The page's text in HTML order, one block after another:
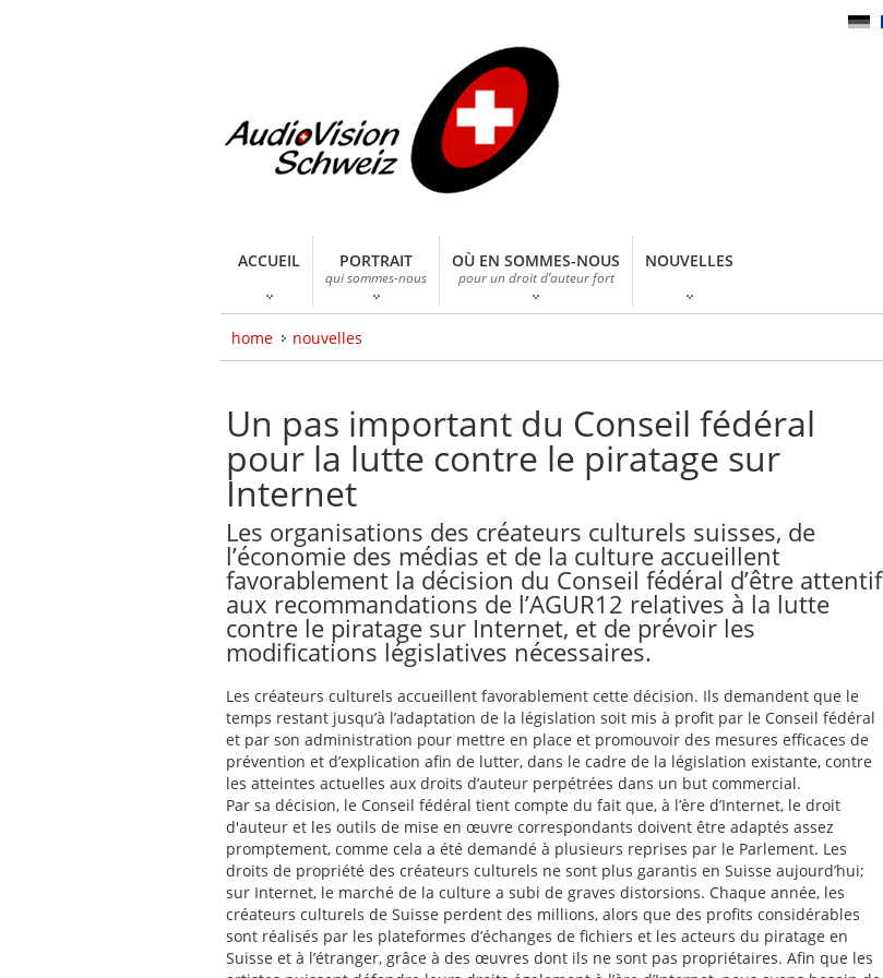
ACCUEIL PORTRAIT
qui sommes-nous
OÙ EN SOMMES-NOUS
pour un droit d’auteur fort
NOUVELLES
home nouvelles
Un pas important du Conseil fédéral
pour la lutte contre le piratage sur
Internet
Les organisations des créateurs culturels suisses, de
l’économie des médias et de la culture accueillent
favorablement la décision du Conseil fédéral d’être attentif
aux recommandations de l’AGUR12 relatives à la lutte
contre le piratage sur Internet, et de prévoir les
modifications législatives nécessaires.
Les créateurs culturels accueillent favorablement cette décision. Ils demandent que le
temps restant jusqu’à l’adaptation de la législation soit mis à profit par le Conseil fédéral
et par son administration pour mettre en place et promouvoir des mesures efficaces de
prévention et d’explication afin de lutter, dans le cadre de la législation existante, contre
les atteintes actuelles aux droits d’auteur perpétrées dans un but commercial.
Par sa décision, le Conseil fédéral tient compte du fait que, à l’ère d’Internet, le droit
d'auteur et les outils de mise en œuvre correspondants doivent être adaptés assez
promptement, comme cela a été demandé à plusieurs reprises par le Parlement. Les
droits de propriété des créateurs culturels ne sont plus garantis en Suisse aujourd’hui;
sur Internet, le marché de la culture a subi de graves distorsions. Chaque année, les
créateurs culturels de Suisse perdent des millions, alors que des profits considérables
sont réalisés par les plateformes d’échanges de fichiers et les acteurs du piratage en
Suisse et à l’étranger, grâce à des œuvres dont ils ne sont pas propriétaires. Afin que les